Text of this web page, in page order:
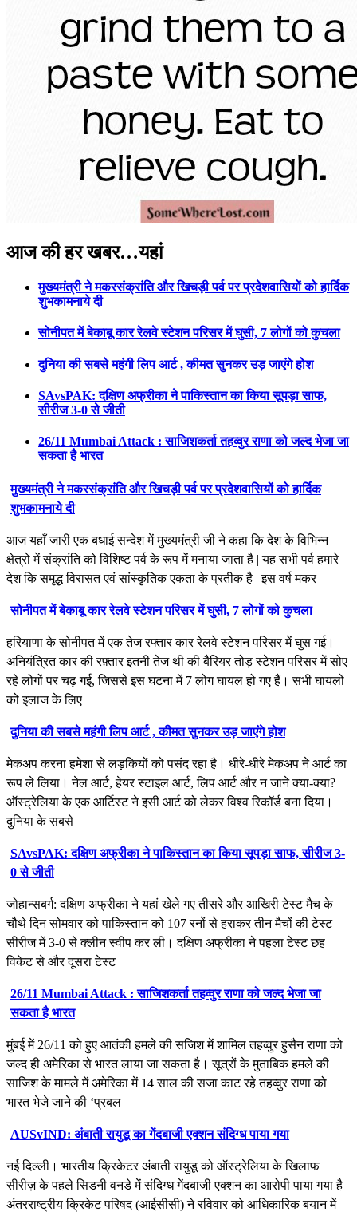
आज की हर खबर…यहां
मुख्यमंत्री ने मकरसंक्रांति और खिचड़ी पर्व पर प्रदेशवासियों को हार्दिक
शुभकामनाये दी
सोनीपत में बेकाबू कार रेलवे स्टेशन परिसर में घुसी, 7 लोगों को कुचला
दुनिया की सबसे महंगी लिप आर्ट , कीमत सुनकर उड़ जाएंगे होश
SAvsPAK: दक्षिण अफ्रीका ने पाकिस्तान का किया सूपड़ा साफ,
सीरीज 3-0 से जीती
26/11 Mumbai Attack : साजिशकर्ता तहव्वुर राणा को जल्द भेजा जा
सकता है भारत
मुख्यमंत्री ने मकरसंक्रांति और खिचड़ी पर्व पर प्रदेशवासियों को हार्दिक
शुभकामनाये दी
आज यहाँ जारी एक बधाई सन्देश में मुख्यमंत्री जी ने कहा कि देश के विभिन्न
क्षेत्रो में संक्रांति को विशिष्ट पर्व के रूप में मनाया जाता है | यह सभी पर्व हमारे
देश कि समृद्ध विरासत एवं सांस्कृतिक एकता के प्रतीक है | इस वर्ष मकर
सोनीपत में बेकाबू कार रेलवे स्टेशन परिसर में घुसी, 7 लोगों को कुचला
हरियाणा के सोनीपत में एक तेज रफ्तार कार रेलवे स्टेशन परिसर में घुस गई।
अनियंत्रित कार की रफ़्तार इतनी तेज थी की बैरियर तोड़ स्टेशन परिसर में सोए
रहे लोगों पर चढ़ गई, जिससे इस घटना में 7 लोग घायल हो गए हैं। सभी घायलों
को इलाज के लिए
दुनिया की सबसे महंगी लिप आर्ट , कीमत सुनकर उड़ जाएंगे होश
मेकअप करना हमेशा से लड़कियों को पसंद रहा है। धीरे-धीरे मेकअप ने आर्ट का
रूप ले लिया। नेल आर्ट, हेयर स्टाइल आर्ट, लिप आर्ट और न जाने क्या-क्या?
ऑस्ट्रेलिया के एक आर्टिस्ट ने इसी आर्ट को लेकर विश्व रिकॉर्ड बना दिया।
दुनिया के सबसे
SAvsPAK: दक्षिण अफ्रीका ने पाकिस्तान का किया सूपड़ा साफ, सीरीज 3-
0 से जीती
जोहान्सबर्ग: दक्षिण अफ्रीका ने यहां खेले गए तीसरे और आखिरी टेस्ट मैच के
चौथे दिन सोमवार को पाकिस्तान को 107 रनों से हराकर तीन मैचों की टेस्ट
सीरीज में 3-0 से क्लीन स्वीप कर ली। दक्षिण अफ्रीका ने पहला टेस्ट छह
विकेट से और दूसरा टेस्ट
26/11 Mumbai Attack : साजिशकर्ता तहव्वुर राणा को जल्द भेजा जा
सकता है भारत
मुंबई में 26/11 को हुए आतंकी हमले की सजिश में शामिल तहव्वुर हुसैन राणा को
जल्द ही अमेरिका से भारत लाया जा सकता है। सूत्रों के मुताबिक हमले की
साजिश के मामले में अमेरिका में 14 साल की सजा काट रहे तहव्वुर राणा को
भारत भेजे जाने की ‘प्रबल
AUSvIND: अंबाती रायुडू का गेंदबाजी एक्शन संदिग्ध पाया गया
नई दिल्ली। भारतीय क्रिकेटर अंबाती रायुडू को ऑस्ट्रेलिया के खिलाफ
सीरीज़ के पहले सिडनी वनडे में संदिग्ध गेंदबाजी एक्शन का आरोपी पाया गया है
अंतरराष्ट्रीय क्रिकेट परिषद (आईसीसी) ने रविवार को आधिकारिक बयान में